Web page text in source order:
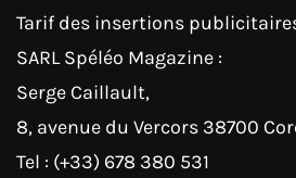
Tarif des insertions
SARL Spéléo Magazine :
Serge Caillault,
8, avenue du Vercors 38700
Tel : (+33) 678 380 531